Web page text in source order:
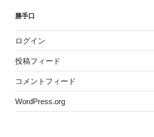
勝手口
ログイン
投稿フィード
コメントフィード
WordPress.org